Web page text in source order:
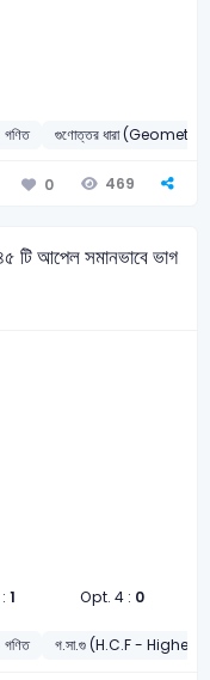
গণিত গুণোত্তর ধারা
0 469
টি আপেল সমানভাবে ভাগ
1 Opt. 4 : 0
গণিত গ.সা.গু (H.C.F -